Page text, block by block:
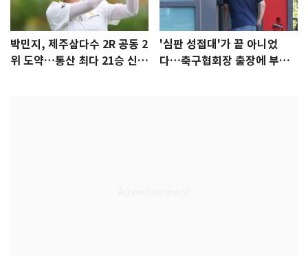
박민지, 제주삼다수 2R 공동 2
위 도약…통산 최다 21승 신기
'심판 성접대'가 끝 아니었
다…축구협회장 출장에 부인